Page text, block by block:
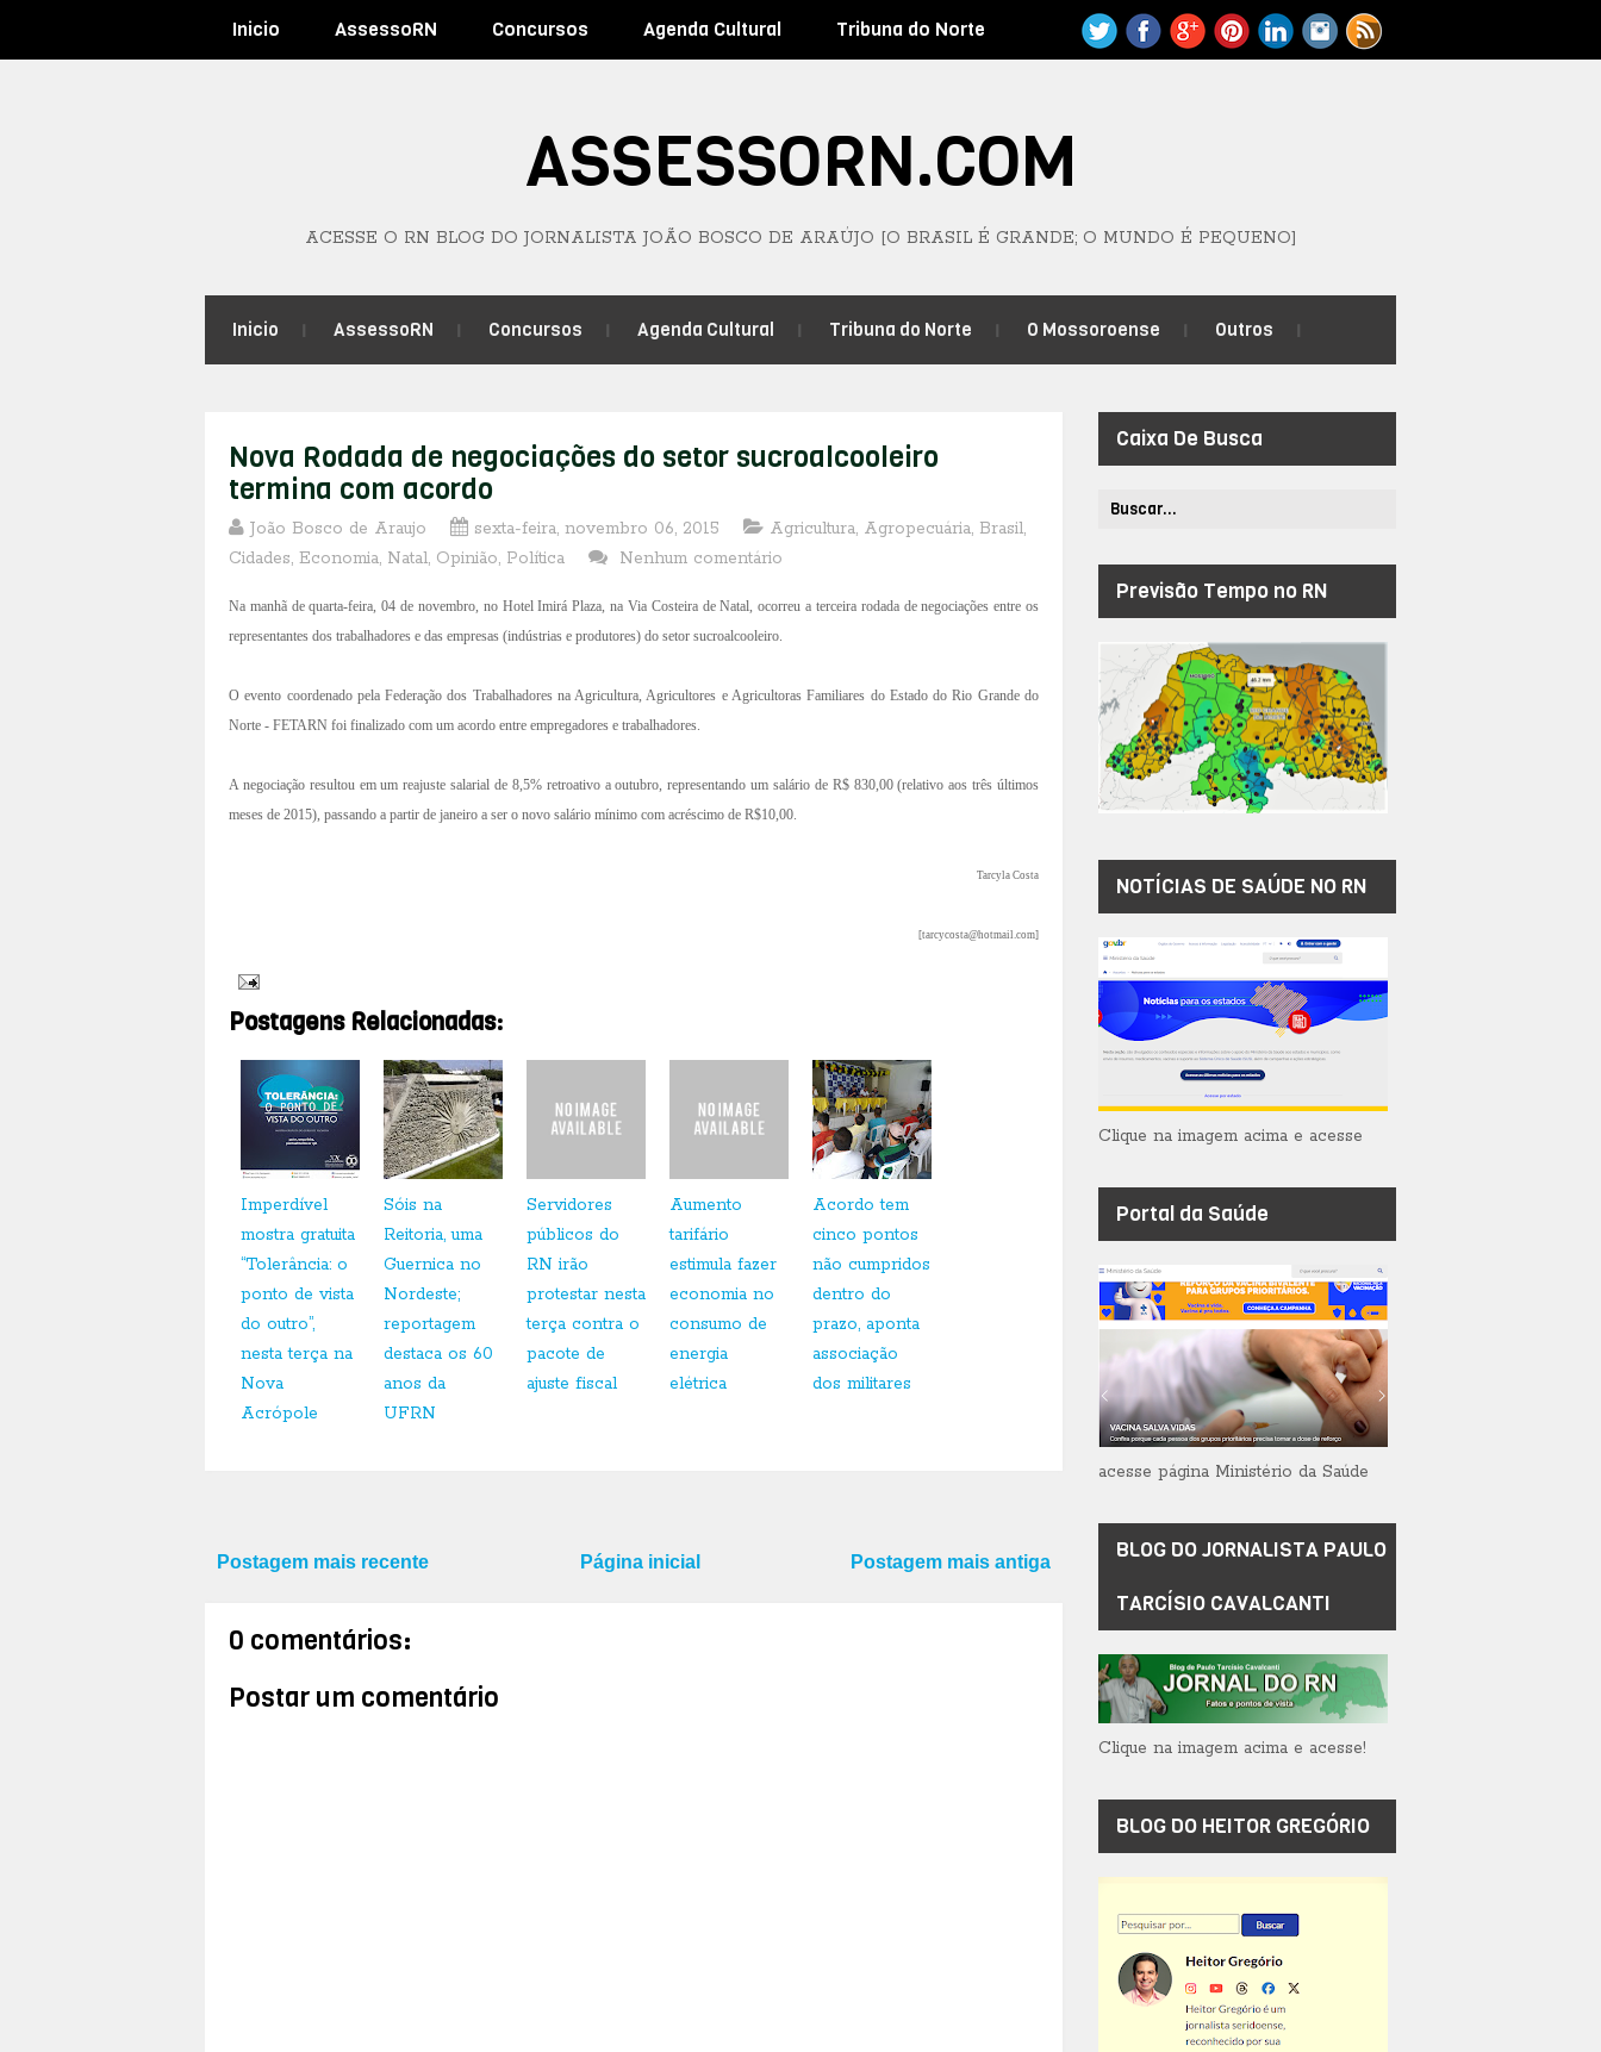
Inicio AssessoRN Concursos Agenda Cultural Tribuna do Norte
ASSESSORN.COM
ACESSE O RN BLOG DO JORNALISTA JOÃO BOSCO DE ARAÚJO [O BRASIL É GRANDE; O MUNDO É PEQUENO]
Inicio AssessoRN Concursos Agenda Cultural Tribuna do Norte O Mossoroense Outros
Nova Rodada de negociações do setor sucroalcooleiro
termina com acordo
João Bosco de Araujo sexta-feira, novembro 06, 2015 Agricultura, Agropecuária, Brasil,
Cidades, Economia, Natal, Opinião, Política Nenhum comentário
Na manhã de quarta-feira, 04 de novembro, no Hotel Imirá Plaza, na Via Costeira de Natal, ocorreu a terceira rodada de negociações entre os
representantes dos trabalhadores e das empresas (indústrias e produtores) do setor sucroalcooleiro.
O evento coordenado pela Federação dos Trabalhadores na Agricultura, Agricultores e Agricultoras Familiares do Estado do Rio Grande do
Norte - FETARN foi finalizado com um acordo entre empregadores e trabalhadores.
A negociação resultou em um reajuste salarial de 8,5% retroativo a outubro, representando um salário de R$ 830,00 (relativo aos três últimos
meses de 2015), passando a partir de janeiro a ser o novo salário mínimo com acréscimo de R$10,00.
Tarcyla Costa
[tarcycosta@hotmail.com]
Postagens Relacionadas:
Imperdível
mostra gratuita
“Tolerância: o
ponto de vista
do outro”,
nesta terça na
Nova
Acrópole
Sóis na
Reitoria, uma
Guernica no
Nordeste;
reportagem
destaca os 60
anos da
UFRN
Servidores
públicos do
RN irão
protestar nesta
terça contra o
pacote de
ajuste fiscal
Aumento
tarifário
estimula fazer
economia no
consumo de
energia
elétrica
Acordo tem
cinco pontos
não cumpridos
dentro do
prazo, aponta
associação
dos militares
Postagem mais recente Postagem mais antiga
Página inicial
0 comentários:
Postar um comentário
Caixa De Busca
Previsão Tempo no RN
NOTÍCIAS DE SAÚDE NO RN
Clique na imagem acima e acesse
Portal da Saúde
acesse página Ministério da Saúde
BLOG DO JORNALISTA PAULO
TARCÍSIO CAVALCANTI
Clique na imagem acima e acesse!
BLOG DO HEITOR GREGÓRIO